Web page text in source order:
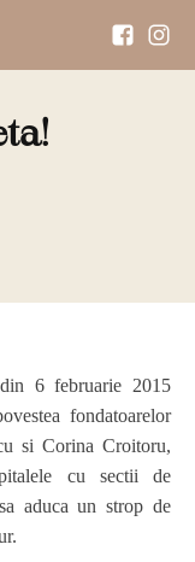
6 februarie 2015
fondatoarelor
si Corina Croitoru,
cu sectii de
aduca un strop de